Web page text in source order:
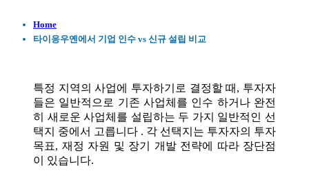
Home
타이응우옌에서 기업 인수 vs 신규 설립 비교
특정 지역의 사업에 투자하기로 결정할 때, 투자자
들은 일반적으로 기존 사업체를 인수 하거나 완전
히 새로운 사업체를 설립하는 두 가지 일반적인 선
택지 중에서 고릅니다 . 각 선택지는 투자자의 투자
목표, 재정 자원 및 장기 개발 전략에 따라 장단점
이 있습니다.